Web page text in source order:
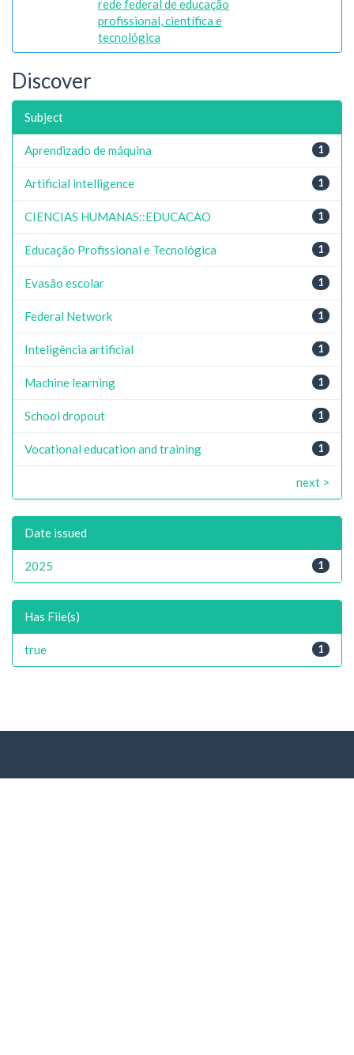
rede federal de educação
profissional, científica e
tecnológica
Discover
Subject
1
Aprendizado de máquina
1
Artificial intelligence
1
CIENCIAS HUMANAS::EDUCACAO
1
Educação Profissional e Tecnológica
1
Evasão escolar
1
Federal Network
1
Inteligência artificial
1
Machine learning
1
School dropout
1
Vocational education and training
next >
Date issued
1
2025
Has File(s)
1
true